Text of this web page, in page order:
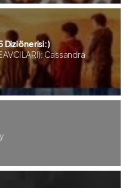
Dizi önerisi:)
Cassandra